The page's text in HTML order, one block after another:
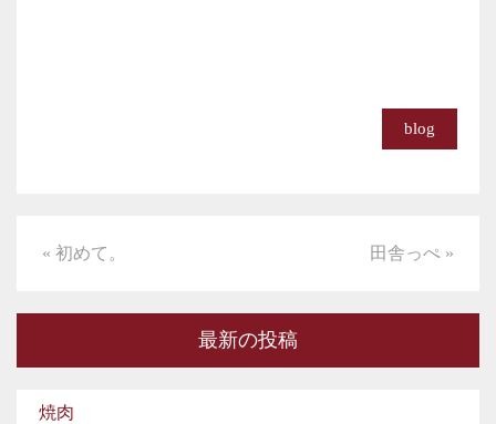
blog
« 初めて。 田舎っぺ »
最新の投稿
焼肉